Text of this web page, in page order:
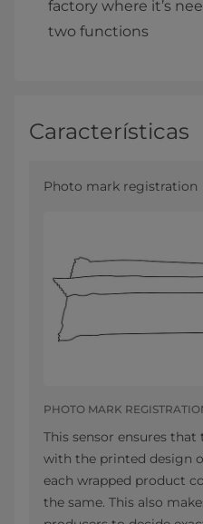
factory where it’s
two functions
Características
Photo mark registration
PHOTO MARK
This sensor ensures
with the printed design
each wrapped product
the same. This also